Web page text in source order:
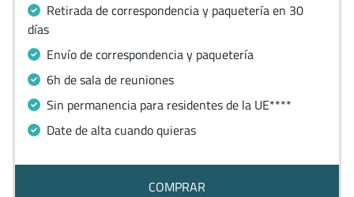
Retirada de correspondencia y paquetería en 30
días
Envío de correspondencia y paquetería
6h de sala de reuniones
Sin permanencia para residentes de la UE****
Date de alta cuando quieras
COMPRAR